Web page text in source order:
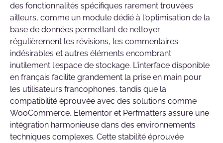
des fonctionnalités spécifiques rarement trouvées
ailleurs, comme un module dédié à l'optimisation de la
base de données permettant de nettoyer
régulièrement les révisions, les commentaires
indésirables et autres éléments encombrant
inutilement l'espace de stockage. L'interface disponible
en français facilite grandement la prise en main pour
les utilisateurs francophones, tandis que la
compatibilité éprouvée avec des solutions comme
WooCommerce, Elementor et Perfmatters assure une
intégration harmonieuse dans des environnements
techniques complexes. Cette stabilité éprouvée